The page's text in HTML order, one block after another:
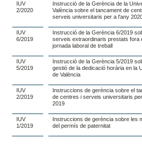
IUV
2/2020
Instrucció de la Gerència de la
València sobre el tancament de
serveis universitaris per a l'any
IUV
6/2019
Instrucció de la Gerència 6/2019
serveis extraordinaris prestats fora
jornada laboral de treball
IUV
5/2019
Instrucció de la Gerència 5/2019
gestió de la dedicació horària en la
de València
IUV
2/2019
Instruccions de gerència sobre el
de centres i serveis universitaris
2019
IUV
1/2019
Instruccions de gerència sobre les
del permís de paternitat